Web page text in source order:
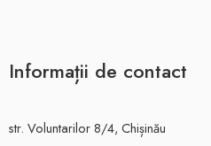
Informații de contact
str. Voluntarilor 8/4, Chișinău